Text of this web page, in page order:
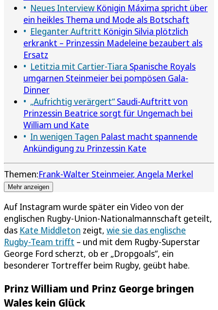
Neues Interview Königin Máxima spricht über
ein heikles Thema und Mode als Botschaft
Eleganter Auftritt Königin Silvia plötzlich
erkrankt – Prinzessin Madeleine bezaubert als
Ersatz
Letitzia mit Cartier-Tiara Spanische Royals
umgarnen Steinmeier bei pompösen Gala-
Dinner
„Aufrichtig verärgert“ Saudi-Auftritt von
Prinzessin Beatrice sorgt für Ungemach bei
William und Kate
In wenigen Tagen Palast macht spannende
Ankündigung zu Prinzessin Kate
Themen:Frank-Walter Steinmeier Angela Merkel
Mehr anzeigen
Auf Instagram wurde später ein Video von der
englischen Rugby-Union-Nationalmannschaft geteilt,
das Kate Middleton zeigt, wie sie das englische
Rugby-Team trifft – und mit dem Rugby-Superstar
George Ford scherzt, ob er „Dropgoals“, ein
besonderer Tortreffer beim Rugby, geübt habe.
Prinz William und Prinz George bringen
Wales kein Glück